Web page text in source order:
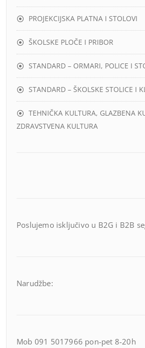
PROJEKCIJSKA PLATNA I STOLOVI
ŠKOLSKE PLOČE I PRIBOR
STANDARD – ORMARI, POLICE I
STANDARD – ŠKOLSKE STOLICE I
TEHNIČKA KULTURA, GLAZBENA
ZDRAVSTVENA KULTURA
Poslujemo isključivo u B2G i B2B
Narudžbe:
Mob 091 5017966 pon-pet 8-20h